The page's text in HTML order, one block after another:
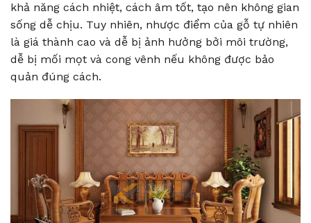
khả năng cách nhiệt, cách âm tốt, tạo nên không gian
sống dễ chịu. Tuy nhiên, nhược điểm của gỗ tự nhiên
là giá thành cao và dễ bị ảnh hưởng bởi môi trường,
dễ bị mối mọt và cong vênh nếu không được bảo
quản đúng cách.